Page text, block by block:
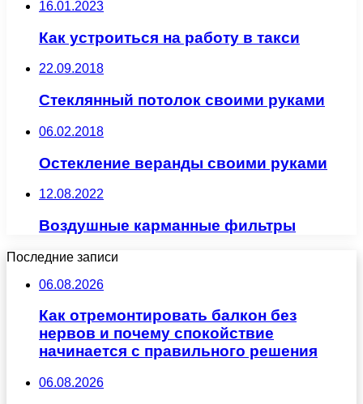
16.01.2023
Как устроиться на работу в такси
22.09.2018
Стеклянный потолок своими руками
06.02.2018
Остекление веранды своими руками
12.08.2022
Воздушные карманные фильтры
Последние записи
06.08.2026
Как отремонтировать балкон без
нервов и почему спокойствие
начинается с правильного решения
06.08.2026